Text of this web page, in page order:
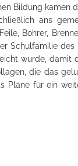
Bildung kamen
ans
Bohrer,
Schulfamilie
wurde, damit
die das
Pläne für ein